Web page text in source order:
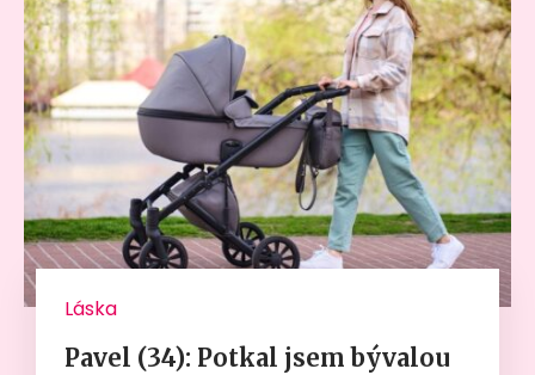
Láska
Pavel (34): Potkal jsem bývalou